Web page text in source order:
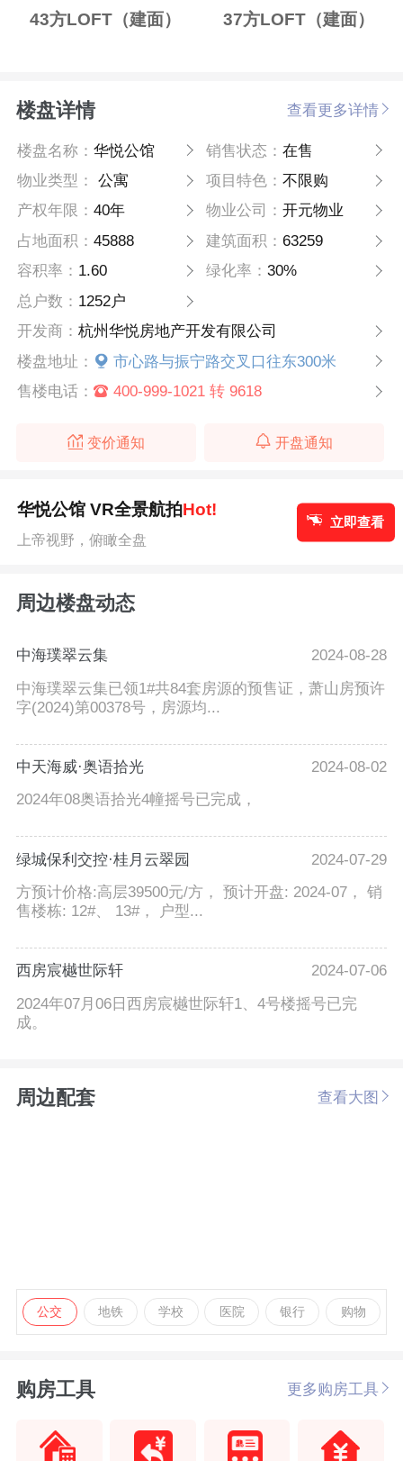
43方LOFT（建面） 37方LOFT（建面）
楼盘详情 查看更多详情
楼盘名称：华悦公馆 销售状态： 在售
物业类型：
公寓 项目特色： 不限购
产权年限：40年 物业公司： 开元物业
占地面积：45888 建筑面积： 63259
容积率： 1.60 绿化率： 30%
总户数： 1252户
开发商：杭州华悦房地产开发有限公司
楼盘地址：
市心路与振宁路交叉口往东300米
售楼电话：
400-999-1021 转 9618
变价通知 开盘通知
华悦公馆 VR全景航拍Hot!
上帝视野，俯瞰全盘
立即查看
周边楼盘动态
中海璞翠云集
2024-08-28
中海璞翠云集已领1#共84套房源的预售证，萧山房预许
字(2024)第00378号，房源均...
中天海威·奥语拾光
2024-08-02
2024年08奥语拾光4幢摇号已完成，
绿城保利交控·桂月云翠园
2024-07-29
方预计价格:高层39500元/方， 预计开盘: 2024-07， 销
售楼栋: 12#、 13#， 户型...
西房宸樾世际轩
2024-07-06
2024年07月06日西房宸樾世际轩1、4号楼摇号已完
成。
周边配套 查看大图
公交 地铁 学校 医院 银行 购物
购房工具 更多购房工具